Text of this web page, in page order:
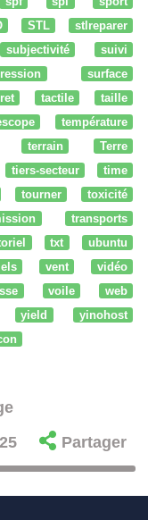
STL
stlreparer
subjectivité
suivi
surface
tactile
taille
température
terrain
Terre
tiers-secteur
time
tourner
toxicité
transports
txt
ubuntu
vent
vidéo
voile
web
yield
yinohost
Partager